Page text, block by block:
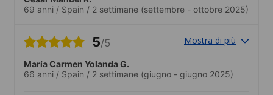
69 anni / Spain / 2 settimane (settembre - ottobre 2025)
5/5 Mostra di più
María Carmen Yolanda G.
66 anni / Spain / 2 settimane (giugno - giugno 2025)